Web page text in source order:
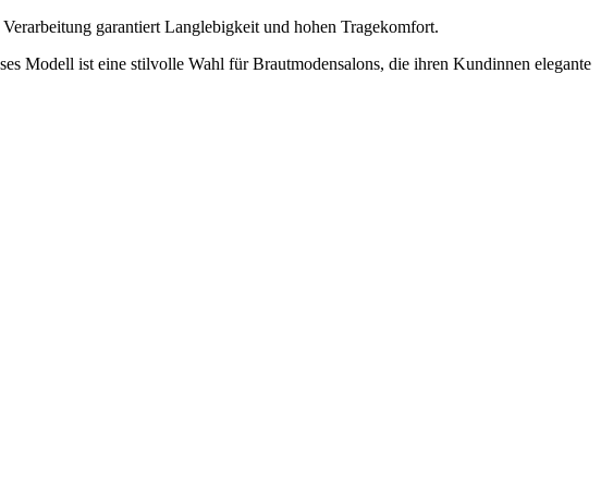
garantiert Langlebigkeit und hohen Tragekomfort.
Modell ist eine stilvolle Wahl für Brautmodensalons, die ihren Kundinnen elegante